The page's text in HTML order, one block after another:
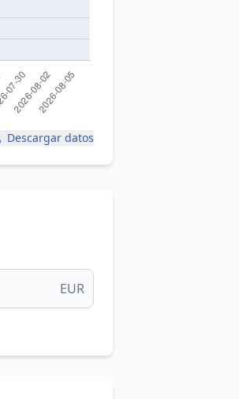
Descargar datos
EUR